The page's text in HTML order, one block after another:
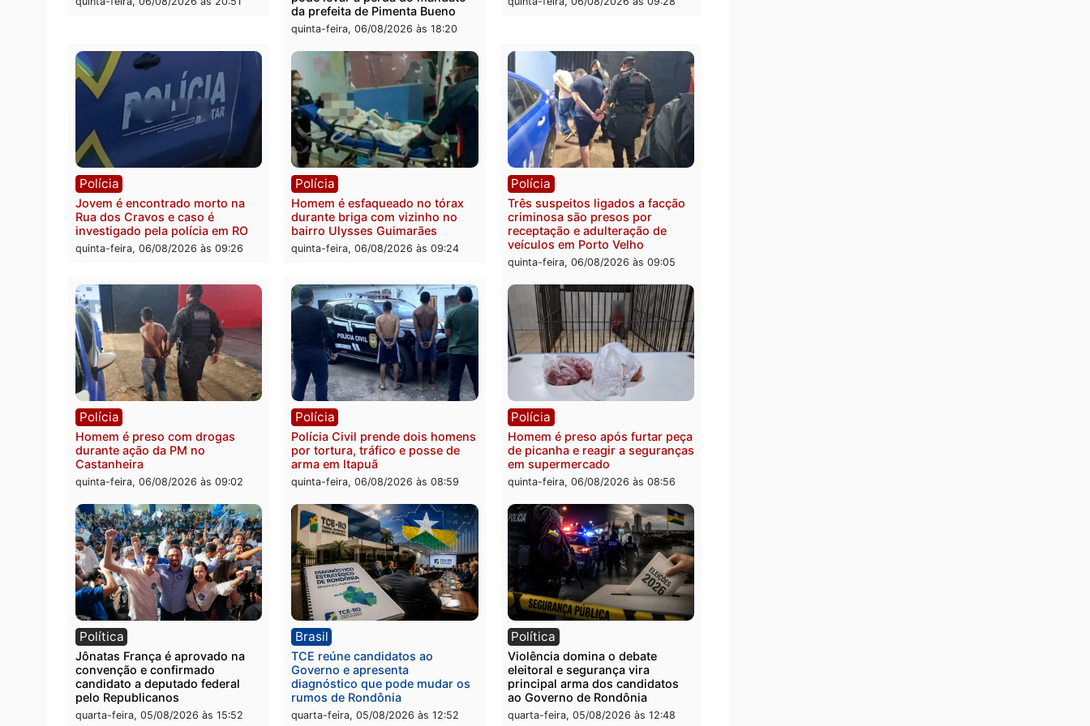
Polícia
Tragédia na BR-364: colisão
entre caminhão e carro deixa
quatro mortos em Porto Velho
quinta-feira, 06/08/2026 às 20:51
Política
Ministro Dias Tofolli , do TSE,
determina reabertura e
processamento da ação que
pode levar à perda do mandato
da prefeita de Pimenta Bueno
Polícia
moto furtada e prendem trio na
zona Leste
quinta-feira, 06/08/2026 às 09:28
Polícia
Jovem é encontrado morto na
Rua dos Cravos e caso é
quinta-feira, 06/08/2026 às 09:26
Polícia
Homem é esfaqueado no tórax
durante briga com vizinho no
quinta-feira, 06/08/2026 às 09:24
Polícia
Três suspeitos ligados a facção
criminosa são presos por
veículos em Porto Velho
quinta-feira, 06/08/2026 às 09:05
Polícia Polícia Polícia